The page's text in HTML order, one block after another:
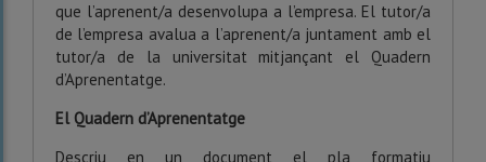
que l’aprenent/a desenvolupa a l’empresa. El tutor/a
de l’empresa avalua a l’aprenent/a juntament amb el
tutor/a de la universitat mitjançant el Quadern
d’Aprenentatge.
El Quadern d’Aprenentatge
Descriu en un document el pla formatiu